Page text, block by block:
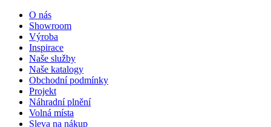
O nás
Showroom
Výroba
Inspirace
Naše služby
Naše katalogy
Obchodní podmínky
Projekt
Náhradní plnění
Volná místa
Sleva na nákup